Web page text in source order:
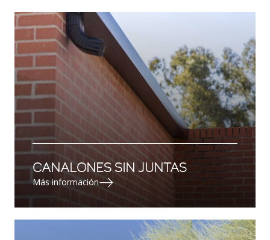
CANALONES SIN JUNTAS
Más información